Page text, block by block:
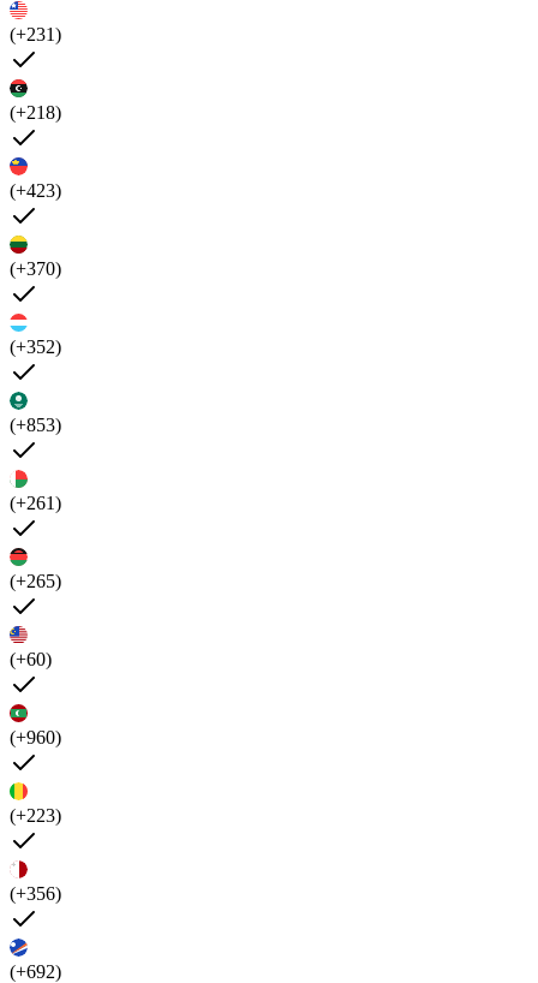
(+231)
(+218)
(+423)
(+370)
(+352)
(+853)
(+261)
(+265)
(+60)
(+960)
(+223)
(+356)
(+692)